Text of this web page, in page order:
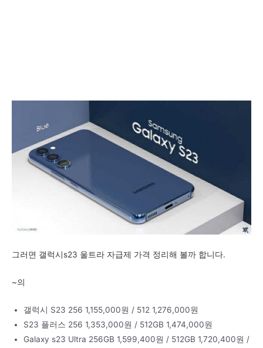
그러면 갤럭시s23 울트라 자급제 가격 정리해 볼까 합니다.
~의
갤럭시 S23 256 1,155,000원 ​​/ 512 1,276,000원
S23 플러스 256 1,353,000원 ​​/ 512GB 1,474,000원
Galaxy s23 Ultra 256GB 1,599,400원 / 512GB 1,720,400원 /